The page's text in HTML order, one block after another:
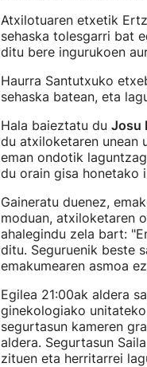
Atxilotuaren etxetik
sehaska tolesgarri bat
ditu bere ingurukoen
Haurra Santutxuko
sehaska batean, eta
Hala baieztatu du Josu
du atxiloketaren unean
eman ondotik
du orain gisa honetako
Gaineratu duenez,
moduan, atxiloketaren
ahalegindu zela bart:
ditu. Seguruenik beste
emakumearen asmoa
Egilea 21:00ak aldera
ginekologiako
segurtasun kameren
aldera. Segurtasun
zituen eta herritarrei